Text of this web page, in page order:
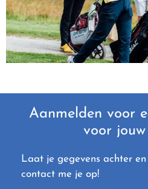
Aanmelden voor
voor
Laat je gegevens achter
contact me je op!